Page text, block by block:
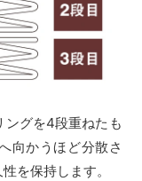
ングを4段重ねたも
向かうほど分散さ
を保持します。